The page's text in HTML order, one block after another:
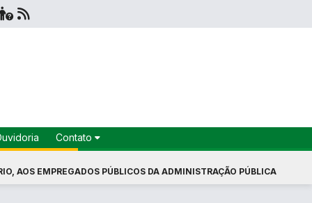
Contato
Conosco
AOS EMPREGADOS PÚBLICOS DA ADMINISTRAÇÃO PÚBLICA